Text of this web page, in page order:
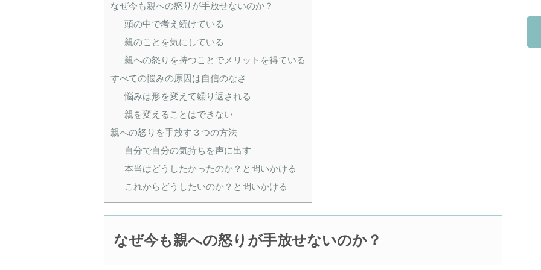
なぜ今も親への怒りが手放せないのか？
頭の中で考え続けている
親のことを気にしている
親への怒りを持つことでメリットを得ている
すべての悩みの原因は自信のなさ
悩みは形を変えて繰り返される
親を変えることはできない
親への怒りを手放す３つの方法
自分で自分の気持ちを声に出す
本当はどうしたかったのか？と問いかける
これからどうしたいのか？と問いかける
なぜ今も親への怒りが手放せないのか？